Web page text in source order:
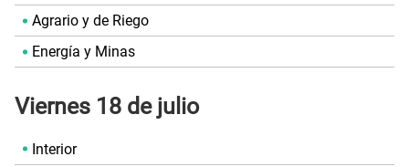
Agrario y de Riego
Energía y Minas
Viernes 18 de julio
Interior